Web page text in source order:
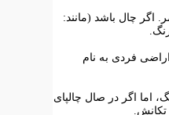
اگر چال باشد (مانند:
فردی به نام
اما اگر در صال چالپای